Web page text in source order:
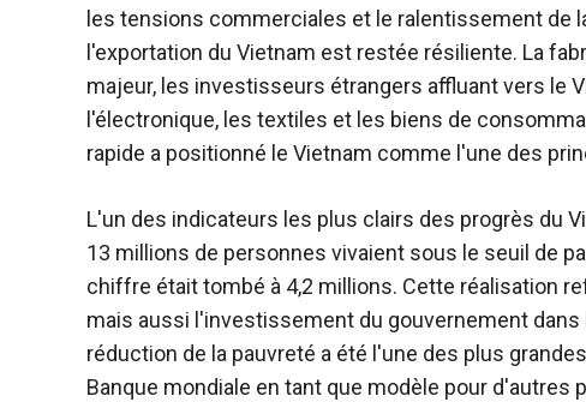
les tensions commerciales et le ralentissement de
l'exportation du Vietnam est restée résiliente. La
majeur, les investisseurs étrangers affluant vers le
l'électronique, les textiles et les biens de
rapide a positionné le Vietnam comme l'une des
L'un des indicateurs les plus clairs des progrès du
13 millions de personnes vivaient sous le seuil de
chiffre était tombé à 4,2 millions. Cette réalisation
mais aussi l'investissement du gouvernement
réduction de la pauvreté a été l'une des plus
Banque mondiale en tant que modèle pour